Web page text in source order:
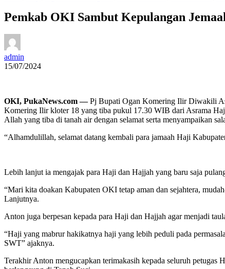
Pemkab OKI Sambut Kepulangan
admin
15/07/2024
OKI, PukaNews.com —Pj Bupati Ogan Komering Ilir Diwakili
Komering Ilir kloter 18 yang tiba pukul 17.30 WIB dari Asrama
Allah yang tiba di tanah air dengan selamat serta menyampaikan
“Alhamdulillah, selamat datang kembali para jamaah Haji
Lebih lanjut ia mengajak para Haji dan Hajjah yang baru saja
“Mari kita doakan Kabupaten OKI tetap aman dan sejahtera,
Lanjutnya.
Anton juga berpesan kepada para Haji dan Hajjah agar menjadi
“Haji yang mabrur hakikatnya haji yang lebih peduli pada
SWT” ajaknya.
Terakhir Anton mengucapkan terimakasih kepada seluruh